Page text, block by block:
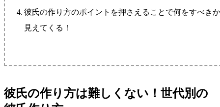
彼氏の作り方のポイントを押さえることで何をすべき
見えてくる！
彼氏の作り方は難しくない！世代別の